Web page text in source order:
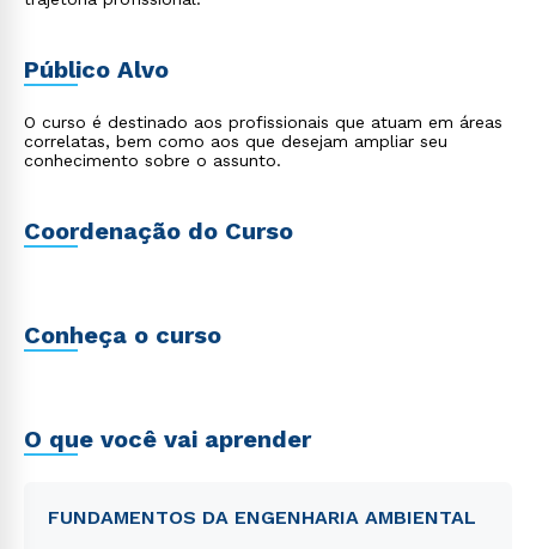
Público Alvo
O curso é destinado aos profissionais que atuam em áreas
correlatas, bem como aos que desejam ampliar seu
conhecimento sobre o assunto.
Coordenação do Curso
Conheça o curso
O que você vai aprender
FUNDAMENTOS DA ENGENHARIA AMBIENTAL